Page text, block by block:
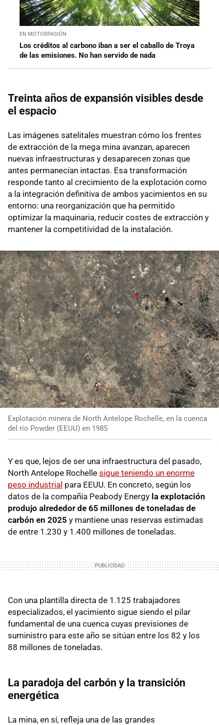
EN MOTORPASIÓN
Los créditos al carbono iban a ser el caballo de Troya
de las emisiones. No han servido de nada
Treinta años de expansión visibles desde
el espacio
Las imágenes satelitales muestran cómo los frentes
de extracción de la mega mina avanzan, aparecen
nuevas infraestructuras y desaparecen zonas que
antes permanecían intactas. Esa transformación
responde tanto al crecimiento de la explotación como
a la integración definitiva de ambos yacimientos en su
entorno: una reorganización que ha permitido
optimizar la maquinaria, reducir costes de extracción y
mantener la competitividad de la instalación.
Explotación minera de North Antelope Rochelle, en la cuenca
del río Powder (EEUU) en 1985
Y es que, lejos de ser una infraestructura del pasado,
North Antelope Rochelle sigue teniendo un enorme
peso industrial para EEUU. En concreto, según los
datos de la compañía Peabody Energy la explotación
produjo alrededor de 65 millones de toneladas de
carbón en 2025 y mantiene unas reservas estimadas
de entre 1.230 y 1.400 millones de toneladas.
Con una plantilla directa de 1.125 trabajadores
especializados, el yacimiento sigue siendo el pilar
fundamental de una cuenca cuyas previsiones de
suministro para este año se sitúan entre los 82 y los
88 millones de toneladas.
La paradoja del carbón y la transición
energética
La mina, en sí, refleja una de las grandes